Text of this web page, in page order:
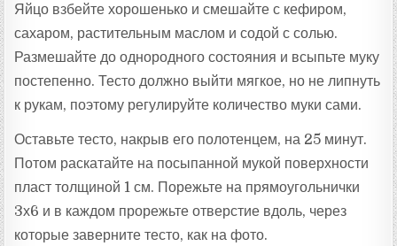
Яйцо взбейте хорошенько и смешайте с кефиром,
сахаром, растительным маслом и содой с солью.
Размешайте до однородного состояния и всыпьте муку
постепенно. Тесто должно выйти мягкое, но не липнуть
к рукам, поэтому регулируйте количество муки сами.
Оставьте тесто, накрыв его полотенцем, на 25 минут.
Потом раскатайте на посыпанной мукой поверхности
пласт толщиной 1 см. Порежьте на прямоугольнички
3х6 и в каждом прорежьте отверстие вдоль, через
которые заверните тесто, как на фото.